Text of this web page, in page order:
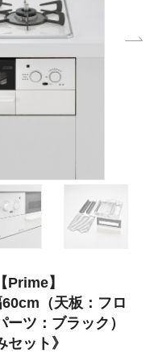
】
（天板：フロ
ツ：ブラック）
セット》